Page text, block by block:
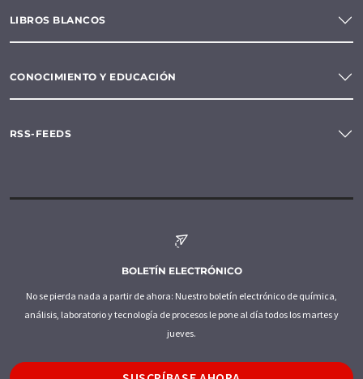
LIBROS BLANCOS
CONOCIMIENTO Y EDUCACIÓN
RSS-FEEDS
BOLETÍN ELECTRÓNICO
No se pierda nada a partir de ahora: Nuestro boletín electrónico de química,
análisis, laboratorio y tecnología de procesos le pone al día todos los martes y
jueves.